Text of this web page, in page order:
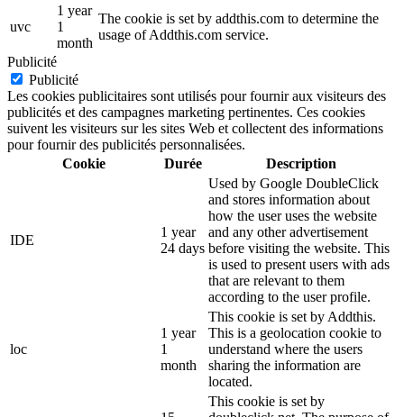
uvc
1 year
1
month
The cookie is set by addthis.com to determine the
usage of Addthis.com service.
Publicité
Publicité
Les cookies publicitaires sont utilisés pour fournir aux visiteurs des
publicités et des campagnes marketing pertinentes. Ces cookies
suivent les visiteurs sur les sites Web et collectent des informations
pour fournir des publicités personnalisées.
Cookie
Durée Description
IDE
1 year
24 days
Used by Google DoubleClick
and stores information about
how the user uses the website
and any other advertisement
before visiting the website. This
is used to present users with ads
that are relevant to them
according to the user profile.
loc
1 year
1
month
This cookie is set by Addthis.
This is a geolocation cookie to
understand where the users
sharing the information are
located.
This cookie is set by